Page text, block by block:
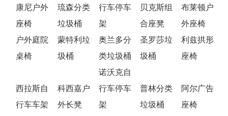
康尼户外
座椅
琉森分类
垃圾桶
行车停车
架
贝克斯组
合座凳
布莱顿户
外座椅
户外庭院
桌椅
蒙特利垃
圾桶
奥兰多分
类垃圾桶
圣罗莎垃
圾桶
利兹拱形
座椅
西拉斯自
行车车架
科西嘉户
外长凳
诺沃克自
行车停车
架
普林分类
垃圾桶
阿尔广告
座椅